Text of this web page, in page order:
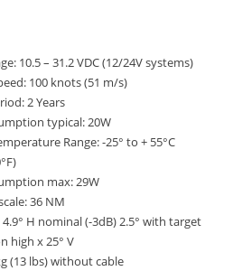
10.5 – 31.2 VDC (12/24V systems)
100 knots (51 m/s)
2 Years
typical: 20W
Range: -25° to + 55°C
max: 29W
36 NM
H nominal (-3dB) 2.5° with target
high x 25° V
(13 lbs) without cable